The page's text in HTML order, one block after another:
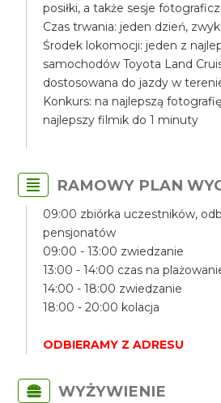
posiłki, a także sesje
Czas trwania: jeden dzień,
Środek lokomocji: jeden z
samochodów Toyota Land
dostosowana do jazdy w
Konkurs: na najlepszą
najlepszy filmik do 1 minuty
RAMOWY PLAN
09:00 zbiórka uczestników,
pensjonatów
09:00 - 13:00 zwiedzanie
13:00 - 14:00 czas na
14:00 - 18:00 zwiedzanie
18:00 - 20:00 kolacja
ODBIERAMY Z ADRESU
WYŻYWIENIE